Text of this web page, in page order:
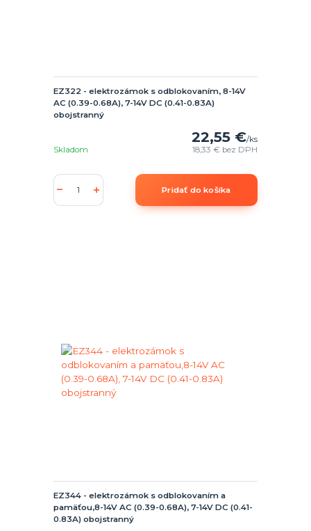
EZ322 - elektrozámok s odblokovaním, 8-14V
AC (0.39-0.68A), 7-14V DC (0.41-0.83A)
obojstranný
22,55 €/ks
18,33 € bez DPH
Skladom
Pridať do košíka
EZ344 - elektrozámok s odblokovaním a
pamäťou,8-14V AC (0.39-0.68A), 7-14V DC (0.41-
0.83A) obojstranný